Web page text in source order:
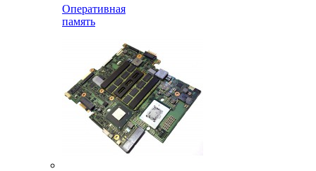
Оперативная
память